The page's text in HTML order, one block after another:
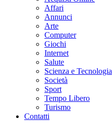
Affari
Annunci
Arte
Computer
Giochi
Internet
Salute
Scienza e Tecnologia
Società
Sport
Tempo Libero
Turismo
Contatti